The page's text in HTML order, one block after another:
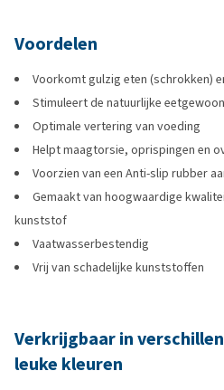
Voordelen
Voorkomt gulzig eten (schrokken)
Stimuleert de natuurlijke
Optimale vertering van voeding
Helpt maagtorsie, oprispingen en
Voorzien van een Anti-slip rubber
Gemaakt van hoogwaardige
kunststof
Vaatwasserbestendig
Vrij van schadelijke kunststoffen
Verkrijgbaar in
leuke kleuren